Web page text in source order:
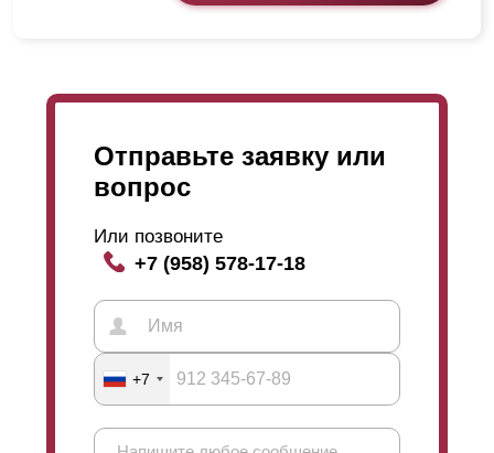
Отправьте заявку или
вопрос
Или позвоните
+7 (958) 578-17-18
+7